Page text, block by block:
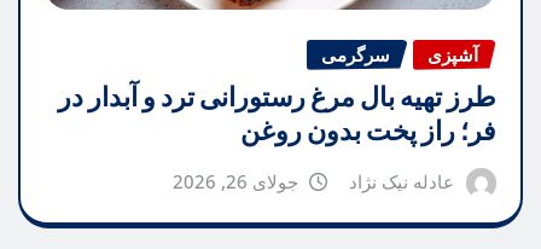
آشپزی سرگرمی
طرز تهیه بال مرغ رستورانی ترد و آبدار در
فر؛ راز پخت بدون روغن
عادله نیک نژاد جولای 26, 2026